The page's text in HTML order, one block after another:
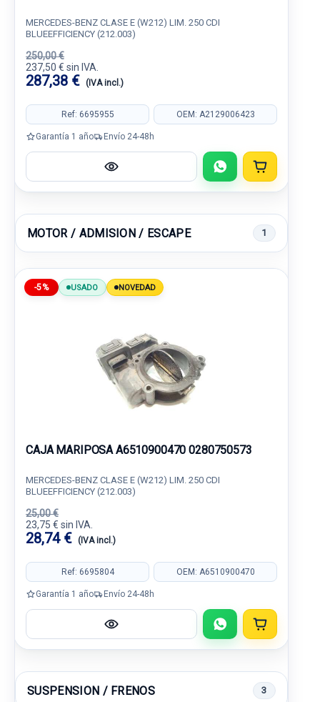
MERCEDES-BENZ CLASE E (W212) LIM. 250 CDI
BLUEEFFICIENCY (212.003)
250,00 €
237,50 € sin IVA.
287,38 € (IVA incl.)
Ref: 6695955 OEM: A2129006423
Garantía 1 año Envío 24-48h
MOTOR / ADMISION / ESCAPE 1
-5% USADO NOVEDAD
CAJA MARIPOSA A6510900470 0280750573
MERCEDES-BENZ CLASE E (W212) LIM. 250 CDI
BLUEEFFICIENCY (212.003)
25,00 €
23,75 € sin IVA.
28,74 € (IVA incl.)
Ref: 6695804 OEM: A6510900470
Garantía 1 año Envío 24-48h
SUSPENSION / FRENOS 3